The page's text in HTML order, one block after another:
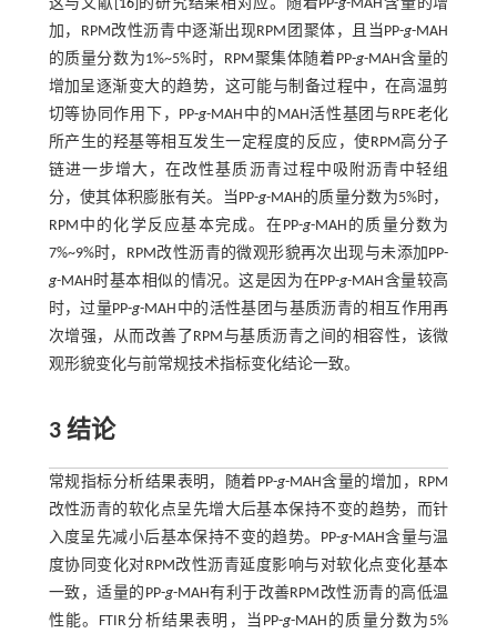
这与文献[ 16]的研究结果相对应。随着PP-g-MAH含量的增
加，RPM改性沥青中逐渐出现RPM团聚体，且当PP-g-MAH
的质量分数为1%~5%时，RPM聚集体随着PP-g-MAH含量的
增加呈逐渐变大的趋势，这可能与制备过程中，在高温剪
切等协同作用下，PP-g-MAH中的MAH活性基团与RPE老化
所产生的羟基等相互发生一定程度的反应，使RPM高分子
链进一步增大，在改性基质沥青过程中吸附沥青中轻组
分，使其体积膨胀有关。当PP-g-MAH的质量分数为5%时，
RPM中的化学反应基本完成。在PP-g-MAH的质量分数为
7%~9%时，RPM改性沥青的微观形貌再次出现与未添加PP-
g-MAH时基本相似的情况。这是因为在PP-g-MAH含量较高
时，过量PP-g-MAH中的活性基团与基质沥青的相互作用再
次增强，从而改善了RPM与基质沥青之间的相容性，该微
观形貌变化与前常规技术指标变化结论一致。
3 结论
常规指标分析结果表明，随着PP-g-MAH含量的增加，RPM
改性沥青的软化点呈先增大后基本保持不变的趋势，而针
入度呈先减小后基本保持不变的趋势。PP-g-MAH含量与温
度协同变化对RPM改性沥青延度影响与对软化点变化基本
一致，适量的PP-g-MAH有利于改善RPM改性沥青的高低温
性能。FTIR分析结果表明，当PP-g-MAH的质量分数为5%